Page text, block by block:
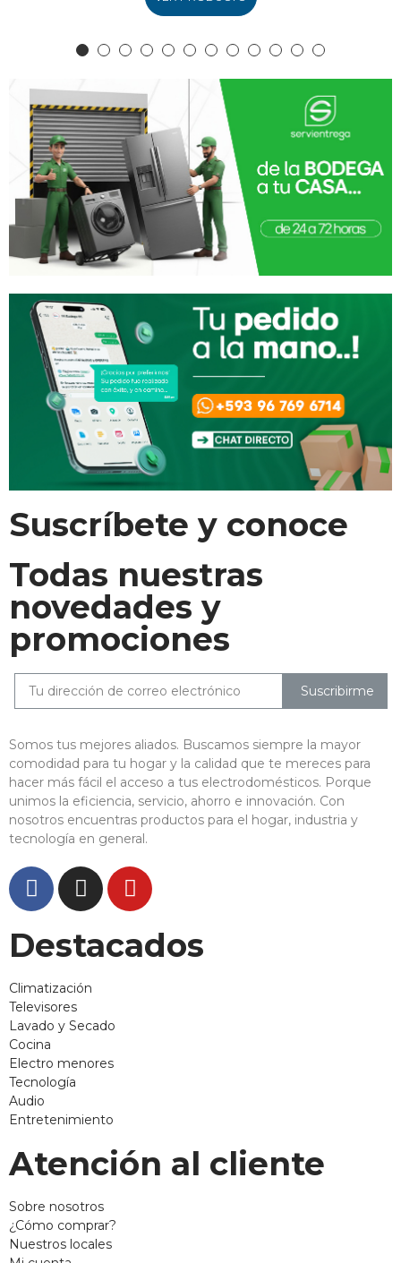
Suscríbete y conoce
Todas nuestras
novedades y
promociones
Suscribirme
Somos tus mejores aliados. Buscamos siempre la mayor
comodidad para tu hogar y la calidad que te mereces para
hacer más fácil el acceso a tus electrodomésticos. Porque
unimos la eficiencia, servicio, ahorro e innovación. Con
nosotros encuentras productos para el hogar, industria y
tecnología en general.
Destacados
Climatización
Televisores
Lavado y Secado
Cocina
Electro menores
Tecnología
Audio
Entretenimiento
Atención al cliente
Sobre nosotros
¿Cómo comprar?
Nuestros locales